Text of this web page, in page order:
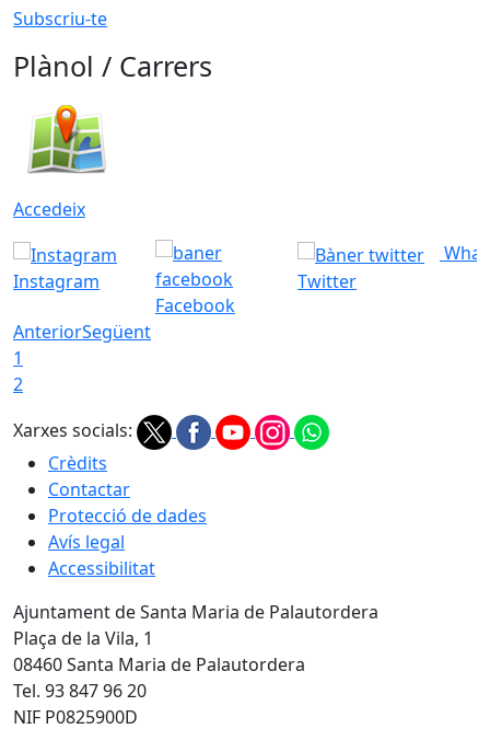
Subscriu-te
Plànol / Carrers
Accedeix
Instagram
Facebook
Twitter
AnteriorSegüent
1
2
Xarxes socials:
Crèdits
Contactar
Protecció de dades
Avís legal
Accessibilitat
Ajuntament de Santa Maria de Palautordera
Plaça de la Vila, 1
08460 Santa Maria de Palautordera
Tel. 93 847 96 20
NIF P0825900D